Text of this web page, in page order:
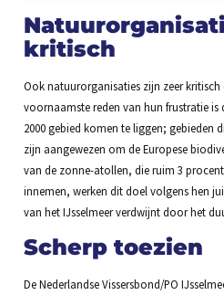
kritisch
Ook natuurorganisaties zijn zeer kritisch
voornaamste reden van hun frustratie
2000 gebied komen te liggen; gebieden
zijn aangewezen om de Europese
van de zonne-atollen, die ruim 3
innemen, werken dit doel volgens hen
van het IJsselmeer verdwijnt door het
Scherp toezien
De Nederlandse Vissersbond/PO